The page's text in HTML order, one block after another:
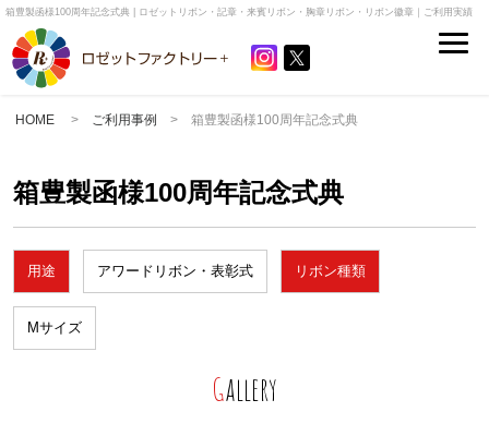
箱豊製函様100周年記念式典 | ロゼットリボン・記章・来賓リボン・胸章リボン・リボン徽章｜ご利用実績
HOME > ご利用事例 > 箱豊製函様100周年記念式典
箱豊製函様100周年記念式典
用途 アワードリボン・表彰式 リボン種類
Mサイズ
Gallery